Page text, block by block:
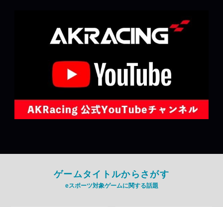
ゲームタイトルからさがす
eスポーツ対象ゲームに関する話題